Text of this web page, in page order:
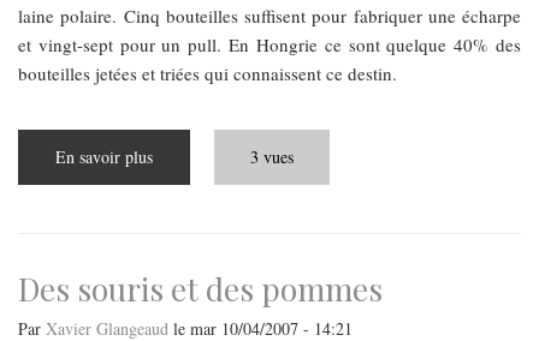
laine polaire. Cinq bouteilles suffisent pour fabriquer une écharpe
et vingt-sept pour un pull. En Hongrie ce sont quelque 40% des
bouteilles jetées et triées qui connaissent ce destin.
En savoir plus
mode
3 vues
Des souris et des pommes
Par Xavier Glangeaud le mar 10/04/2007 - 14:21